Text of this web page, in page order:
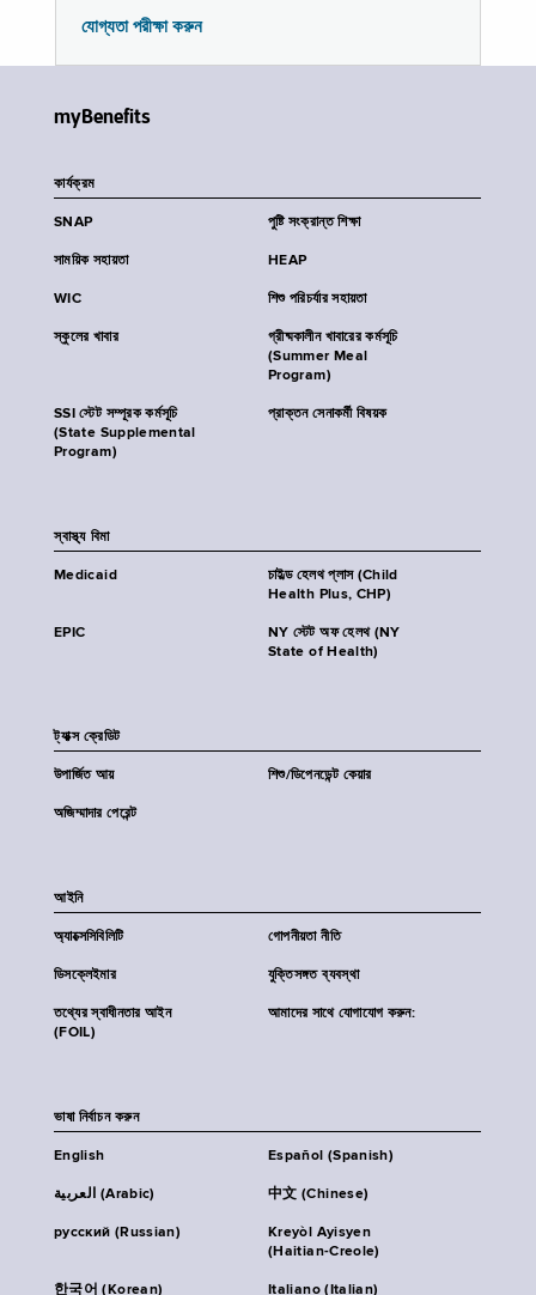
যোগ্যতা পরীক্ষা করুন
myBenefits
কার্যক্রম
SNAP পুষ্টি সংক্রান্ত শিক্ষা
সাময়িক সহায়তা HEAP
WIC শিশু পরিচর্যার সহায়তা
স্কুলের খাবার
গ্রীষ্মকালীন খাবারের কর্মসূচি
(Summer Meal
Program)
SSI স্টেট সম্পূরক কর্মসূচি
(State Supplemental
Program)
প্রাক্তন সেনাকর্মী বিষয়ক
স্বাস্থ্য বিমা
Medicaid
চাইল্ড হেলথ প্লাস (Child
Health Plus, CHP)
EPIC
NY স্টেট অফ হেলথ (NY
State of Health)
ট্যাক্স ক্রেডিট
উপার্জিত আয় শিশু/ডিপেনডেন্ট কেয়ার
অজিম্মাদার পেরেন্ট
আইনি
অ্যাক্সেসিবিলিটি গোপনীয়তা নীতি
ডিসক্লেইমার যুক্তিসঙ্গত ব্যবস্থা
তথ্যের স্বাধীনতার আইন
(FOIL)
আমাদের সাথে যোগাযোগ করুন:
ভাষা নির্বাচন করুন
English Español (Spanish)
العربية (Arabic) 中文 (Chinese)
русский (Russian)
Kreyòl Ayisyen
(Haitian-Creole)
한국어 (Korean) Italiano (Italian)